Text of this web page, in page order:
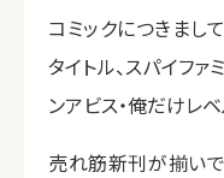
コミックにつきまし
タイトル、スパイファ
ンアビス・俺だけレ
売れ筋新刊が揃いで